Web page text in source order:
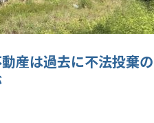
産は過去に不法投棄の